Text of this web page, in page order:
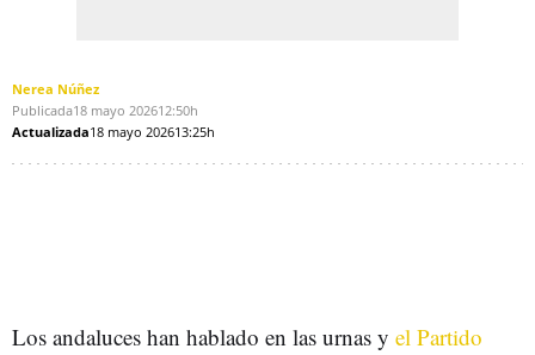
Nerea Núñez
Publicada18 mayo 202612:50h
Actualizada18 mayo 202613:25h
Los andaluces han hablado en las urnas y el Partido